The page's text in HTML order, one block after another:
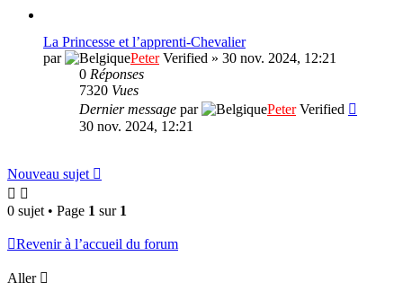
La Princesse et l’apprenti-Chevalier
par
Peter Verified » 30 nov. 2024, 12:21
0 Réponses
7320 Vues
Dernier message par Peter Verified
30 nov. 2024, 12:21
Nouveau sujet
0 sujet • Page 1 sur 1
Revenir à l’accueil du forum
Aller